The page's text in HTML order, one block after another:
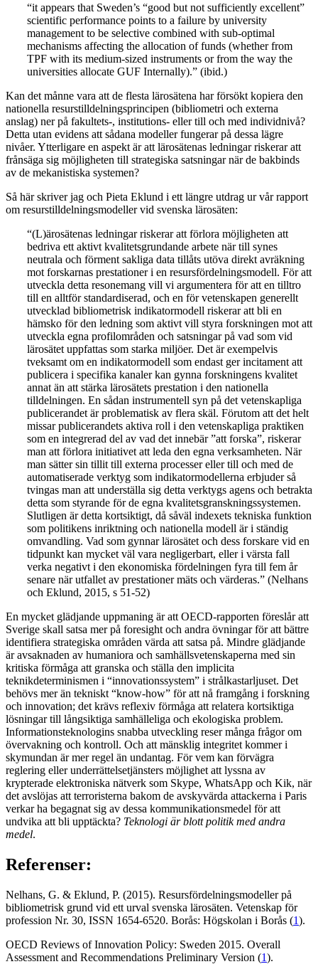
“it appears that Sweden’s “good but not sufficiently excellent”
scientific performance points to a failure by university
management to be selective combined with sub-optimal
mechanisms affecting the allocation of funds (whether from
TPF with its medium-sized instruments or from the way the
universities allocate GUF Internally).” (ibid.)
Kan det månne vara att de flesta lärosätena har försökt kopiera den
nationella resurstilldelningsprincipen (bibliometri och externa
anslag) ner på fakultets-, institutions- eller till och med individnivå?
Detta utan evidens att sådana modeller fungerar på dessa lägre
nivåer. Ytterligare en aspekt är att lärosätenas ledningar riskerar att
frånsäga sig möjligheten till strategiska satsningar när de bakbinds
av de mekanistiska systemen?
Så här skriver jag och Pieta Eklund i ett längre utdrag ur vår rapport
om resurstilldelningsmodeller vid svenska lärosäten:
“(L)ärosätenas ledningar riskerar att förlora möjligheten att
bedriva ett aktivt kvalitetsgrundande arbete när till synes
neutrala och förment sakliga data tillåts utöva direkt avräkning
mot forskarnas prestationer i en resursfördelningsmodell. För att
utveckla detta resonemang vill vi argumentera för att en tilltro
till en alltför standardiserad, och en för vetenskapen generellt
utvecklad bibliometrisk indikatormodell riskerar att bli en
hämsko för den ledning som aktivt vill styra forskningen mot att
utveckla egna profilområden och satsningar på vad som vid
lärosätet uppfattas som starka miljöer. Det är exempelvis
tveksamt om en indikatormodell som endast ger incitament att
publicera i specifika kanaler kan gynna forskningens kvalitet
annat än att stärka lärosätets prestation i den nationella
tilldelningen. En sådan instrumentell syn på det vetenskapliga
publicerandet är problematisk av flera skäl. Förutom att det helt
missar publicerandets aktiva roll i den vetenskapliga praktiken
som en integrerad del av vad det innebär ”att forska”, riskerar
man att förlora initiativet att leda den egna verksamheten. När
man sätter sin tillit till externa processer eller till och med de
automatiserade verktyg som indikatormodellerna erbjuder så
tvingas man att underställa sig detta verktygs agens och betrakta
detta som styrande för de egna kvalitetsgranskningssystemen.
Slutligen är detta kortsiktigt, då såväl indexets tekniska funktion
som politikens inriktning och nationella modell är i ständig
omvandling. Vad som gynnar lärosätet och dess forskare vid en
tidpunkt kan mycket väl vara negligerbart, eller i värsta fall
verka negativt i den ekonomiska fördelningen fyra till fem år
senare när utfallet av prestationer mäts och värderas.” (Nelhans
och Eklund, 2015, s 51-52)
En mycket glädjande uppmaning är att OECD-rapporten föreslår att
Sverige skall satsa mer på foresight och andra övningar för att bättre
identifiera strategiska områden värda att satsa på. Mindre glädjande
är avsaknaden av humaniora och samhällsvetenskaperna med sin
kritiska förmåga att granska och ställa den implicita
teknikdeterminismen i “innovationssystem” i strålkastarljuset. Det
behövs mer än tekniskt “know-how” för att nå framgång i forskning
och innovation; det krävs reflexiv förmåga att relatera kortsiktiga
lösningar till långsiktiga samhälleliga och ekologiska problem.
Informationsteknologins snabba utveckling reser många frågor om
övervakning och kontroll. Och att mänsklig integritet kommer i
skymundan är mer regel än undantag. För vem kan förvägra
reglering eller underrättelsetjänsters möjlighet att lyssna av
krypterade elektroniska nätverk som Skype, WhatsApp och Kik, när
det avslöjas att terroristerna bakom de avskyvärda attackerna i Paris
verkar ha begagnat sig av dessa kommunikationsmedel för att
undvika att bli upptäckta? Teknologi är blott politik med andra
medel.
Referenser:
Nelhans, G. & Eklund, P. (2015). Resursfördelningsmodeller på
bibliometrisk grund vid ett urval svenska lärosäten. Vetenskap för
profession Nr. 30, ISSN 1654-6520. Borås: Högskolan i Borås (1).
OECD Reviews of Innovation Policy: Sweden 2015. Overall
Assessment and Recommendations Preliminary Version (1).